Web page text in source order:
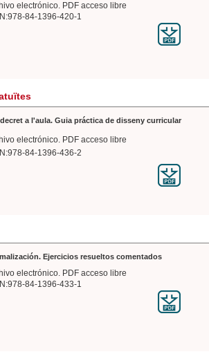
electrónico. PDF acceso libre
84-1396-420-1
a l'aula. Guia práctica de disseny curricular
electrónico. PDF acceso libre
84-1396-436-2
Ejercicios resueltos comentados
electrónico. PDF acceso libre
84-1396-433-1